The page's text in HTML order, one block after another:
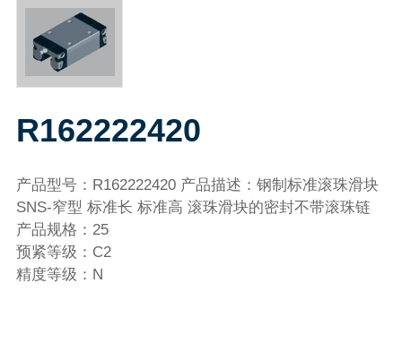
R162222420
产品型号：R162222420 产品描述：钢制标准滚珠滑块
SNS-窄型 标准长 标准高 滚珠滑块的密封不带滚珠链
产品规格：25
预紧等级：C2
精度等级：N